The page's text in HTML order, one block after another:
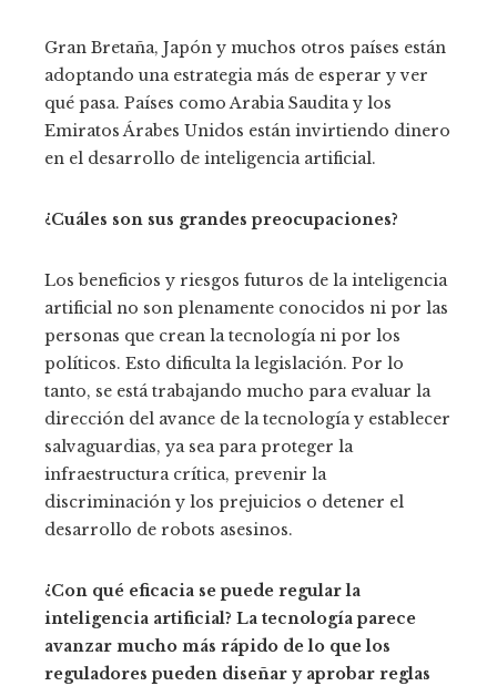
Gran Bretaña, Japón y muchos otros países están
adoptando una estrategia más de esperar y ver
qué pasa. Países como Arabia Saudita y los
Emiratos Árabes Unidos están invirtiendo dinero
en el desarrollo de inteligencia artificial.
¿Cuáles son sus grandes preocupaciones?
Los beneficios y riesgos futuros de la inteligencia
artificial no son plenamente conocidos ni por las
personas que crean la tecnología ni por los
políticos. Esto dificulta la legislación. Por lo
tanto, se está trabajando mucho para evaluar la
dirección del avance de la tecnología y establecer
salvaguardias, ya sea para proteger la
infraestructura crítica, prevenir la
discriminación y los prejuicios o detener el
desarrollo de robots asesinos.
¿Con qué eficacia se puede regular la
inteligencia artificial? La tecnología parece
avanzar mucho más rápido de lo que los
reguladores pueden diseñar y aprobar reglas